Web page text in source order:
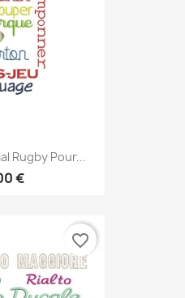
Rugby Pour...
€
favorite_border